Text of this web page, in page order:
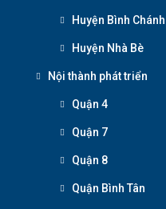
Huyện Bình Chánh
Huyện Nhà Bè
Nội thành phát triển
Quận 4
Quận 7
Quận 8
Quận Bình Tân